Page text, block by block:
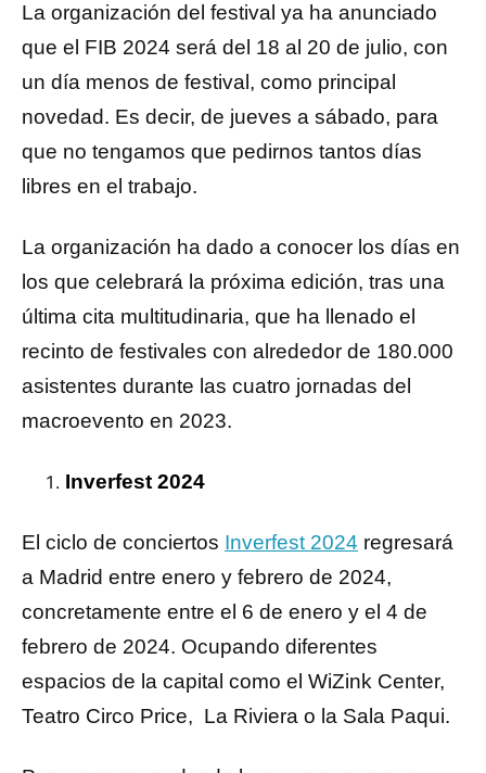
La organización del festival ya ha anunciado
que el FIB 2024 será del 18 al 20 de julio, con
un día menos de festival, como principal
novedad. Es decir, de jueves a sábado, para
que no tengamos que pedirnos tantos días
libres en el trabajo.
La organización ha dado a conocer los días en
los que celebrará la próxima edición, tras una
última cita multitudinaria, que ha llenado el
recinto de festivales con alrededor de 180.000
asistentes durante las cuatro jornadas del
macroevento en 2023.
Inverfest 2024
El ciclo de conciertos Inverfest 2024 regresará
a Madrid entre enero y febrero de 2024,
concretamente entre el 6 de enero y el 4 de
febrero de 2024. Ocupando diferentes
espacios de la capital como el WiZink Center,
Teatro Circo Price, La Riviera o la Sala Paqui.